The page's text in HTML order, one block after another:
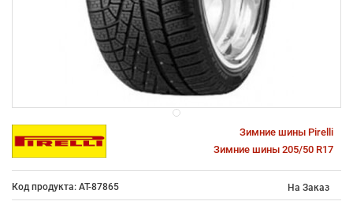
Зимние шины Pirelli
Зимние шины 205/50 R17
Код продукта: AT-87865 На Заказ